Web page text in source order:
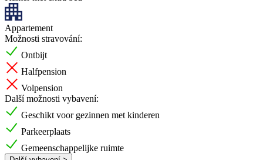
Appartement
Možnosti stravování:
Ontbijt
Halfpension
Volpension
Další možnosti vybavení:
Geschikt voor gezinnen met kinderen
Parkeerplaats
Gemeenschappelijke ruimte